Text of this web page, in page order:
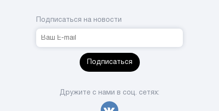
Подписаться на новости
Подписаться
Дружите с нами в соц. сетях: